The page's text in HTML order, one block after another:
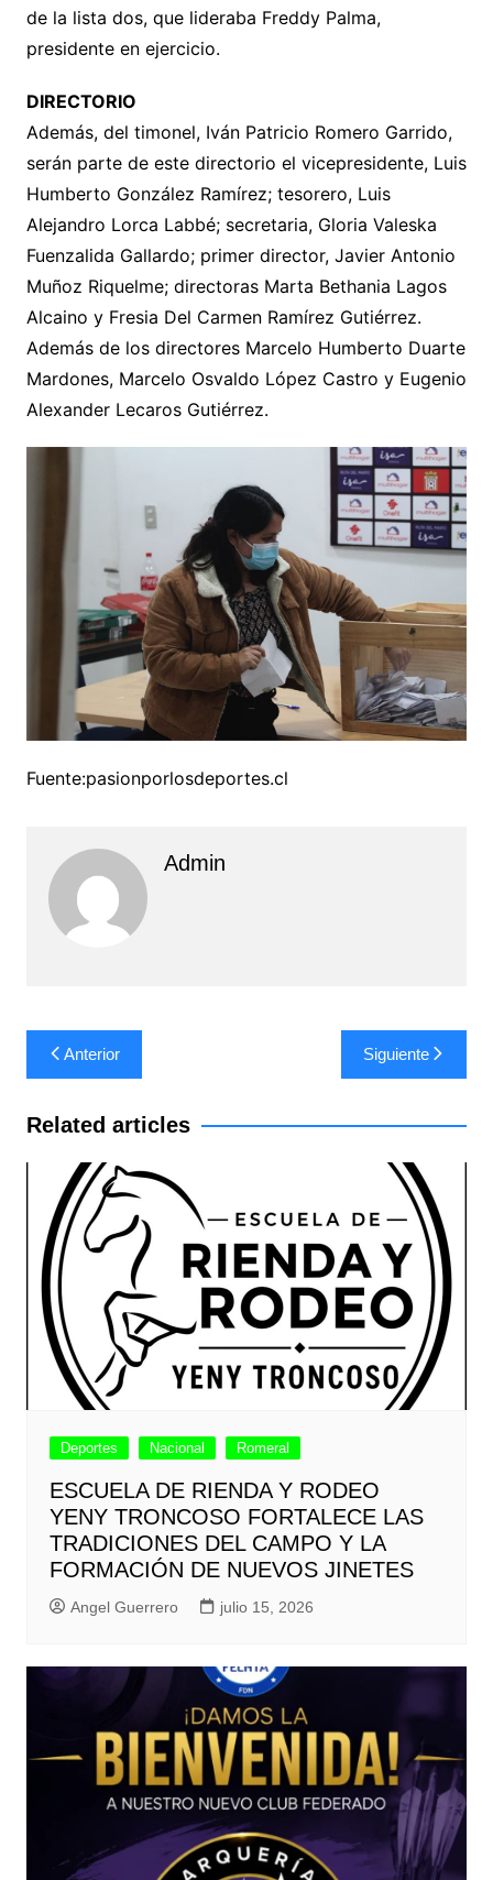
de la lista dos, que lideraba Freddy Palma,
presidente en ejercicio.
DIRECTORIO
Además, del timonel, Iván Patricio Romero Garrido,
serán parte de este directorio el vicepresidente, Luis
Humberto González Ramírez; tesorero, Luis
Alejandro Lorca Labbé; secretaria, Gloria Valeska
Fuenzalida Gallardo; primer director, Javier Antonio
Muñoz Riquelme; directoras Marta Bethania Lagos
Alcaino y Fresia Del Carmen Ramírez Gutiérrez.
Además de los directores Marcelo Humberto Duarte
Mardones, Marcelo Osvaldo López Castro y Eugenio
Alexander Lecaros Gutiérrez.
Fuente:pasionporlosdeportes.cl
Admin
Navegación
de
entradas
Anterior Siguiente
Related articles
Deportes Nacional Romeral
ESCUELA DE RIENDA Y RODEO
YENY TRONCOSO FORTALECE LAS
TRADICIONES DEL CAMPO Y LA
FORMACIÓN DE NUEVOS JINETES
Angel Guerrero julio 15, 2026